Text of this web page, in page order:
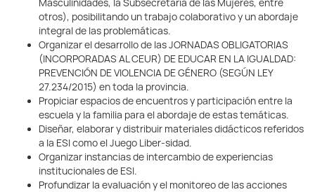
Masculinidades, la Subsecretaría de las Mujeres, entre
otros), posibilitando un trabajo colaborativo y un abordaje
integral de las problemáticas.
Organizar el desarrollo de las JORNADAS OBLIGATORIAS
(INCORPORADAS AL CEUR) DE EDUCAR EN LA IGUALDAD:
PREVENCIÓN DE VIOLENCIA DE GÉNERO (SEGÚN LEY
27.234/2015) en toda la provincia.
Propiciar espacios de encuentros y participación entre la
escuela y la familia para el abordaje de estas temáticas.
Diseñar, elaborar y distribuir materiales didácticos referidos
a la ESI como el Juego Liber-sidad.
Organizar instancias de intercambio de experiencias
institucionales de ESI.
Profundizar la evaluación y el monitoreo de las acciones